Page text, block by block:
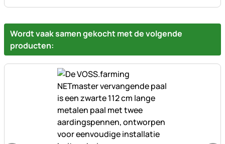
Wordt vaak samen gekocht met de volgende
producten: